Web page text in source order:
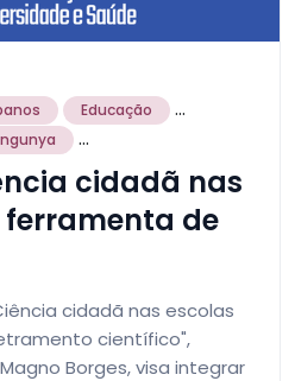
Educação ...
...
cidadã nas
de
cidadã nas escolas
científico",
Borges, visa integrar